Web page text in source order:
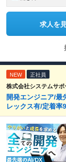
求人を
NEW 正社員
株式会社システムサポ
開発エンジニア/最
レックス有/定着率